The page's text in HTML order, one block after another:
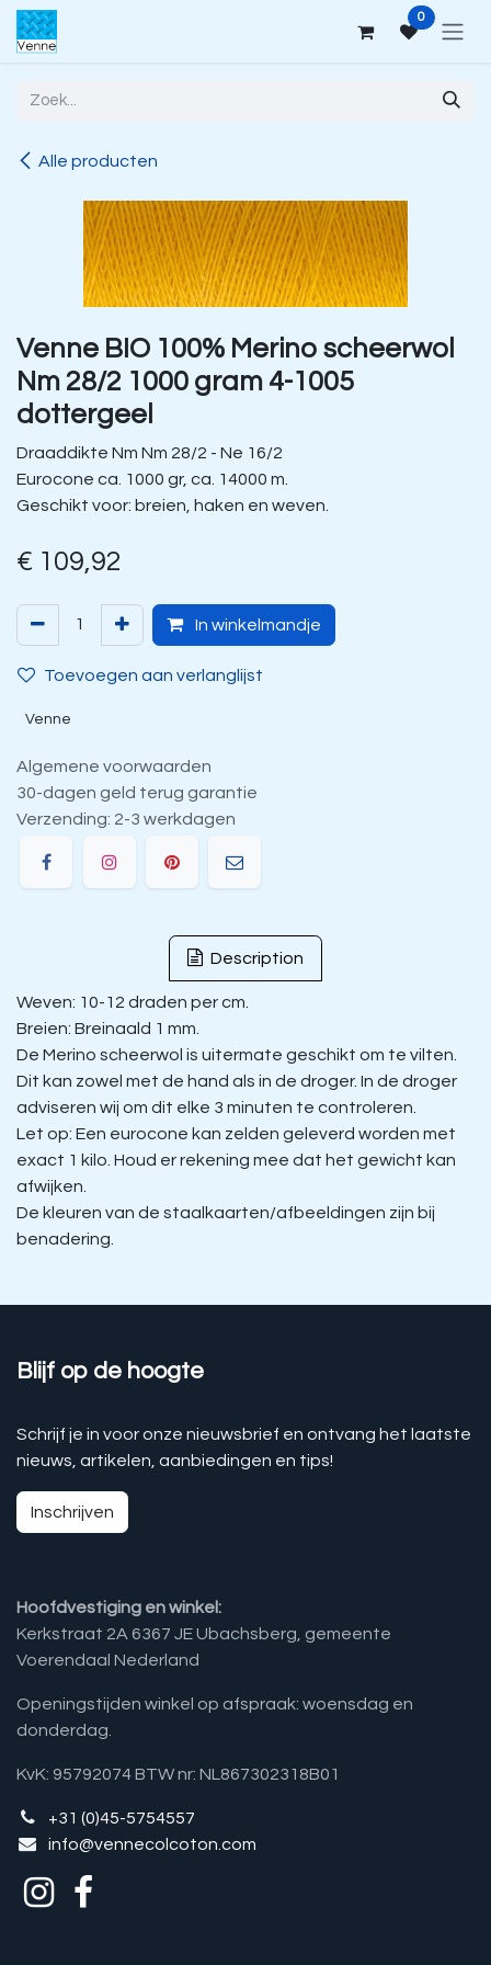
Overslaan naar inhoud 0
Alle producten
Venne BIO 100% Merino scheerwol
Nm 28/2 1000 gram 4-1005
dottergeel
Draaddikte Nm Nm 28/2 - Ne 16/2
Eurocone ca. 1000 gr, ca. 14000 m.
Geschikt voor: breien, haken en weven.
€ 109,92
In winkelmandje
Toevoegen aan verlanglijst
Venne
Algemene voorwaarden
30-dagen geld terug garantie
Verzending: 2-3 werkdagen
Description
Weven: 10-12 draden per cm.
Breien: Breinaald 1 mm.
De Merino scheerwol is uitermate geschikt om te vilten.
Dit kan zowel met de hand als in de droger. In de droger
adviseren wij om dit elke 3 minuten te controleren.
Let op: Een eurocone kan zelden geleverd worden met
exact 1 kilo. Houd er rekening mee dat het gewicht kan
afwijken.
De kleuren van de staalkaarten/afbeeldingen zijn bij
benadering.
Blijf op de hoogte
Schrijf je in voor onze nieuwsbrief en ontvang het laatste
nieuws, artikelen, aanbiedingen en tips!
Inschrijven
Hoofdvestiging en winkel:
Kerkstraat 2A 6367 JE Ubachsberg, gemeente
Voerendaal Nederland
Openingstijden winkel op afspraak: woensdag en
donderdag.
KvK: 95792074 BTW nr: NL867302318B01
+31 (0)45-5754557
info@vennecolcoton.com